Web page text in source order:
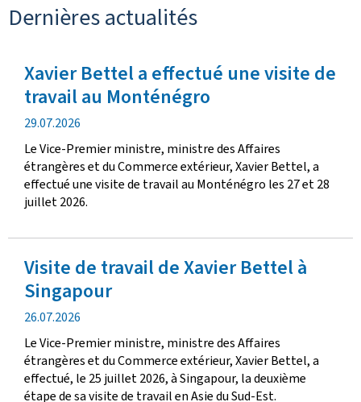
Dernières actualités
Xavier Bettel a effectué une visite de
travail au Monténégro
d
a
t
e
d
e
b
l
i
c
a
t
i
o
29.07.2026
Le Vice-Premier ministre, ministre des Affaires
étrangères et du Commerce extérieur, Xavier Bettel, a
effectué une visite de travail au Monténégro les 27 et 28
juillet 2026.
Visite de travail de Xavier Bettel à
Singapour
d
a
t
e
d
26.07.2026
Le Vice-Premier ministre, ministre des Affaires
étrangères et du Commerce extérieur, Xavier Bettel, a
effectué, le 25 juillet 2026, à Singapour, la deuxième
étape de sa visite de travail en Asie du Sud-Est.